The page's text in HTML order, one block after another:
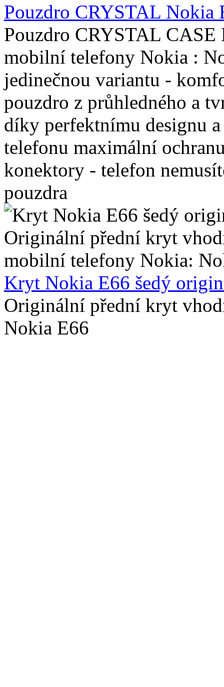
Pouzdro CRYSTAL Nokia
Pouzdro CRYSTAL
mobilní telefony Nokia :
jedinečnou variantu -
pouzdro z průhledného a
díky perfektnímu designu
telefonu maximální
konektory - telefon
pouzdra
Kryt Nokia E66 šedý
Originální přední kryt
Nokia E66